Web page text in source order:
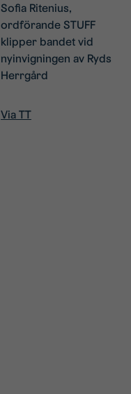
Sofia Ritenius,
ordförande STUFF
klipper bandet vid
nyinvigningen av Ryds
Herrgård
Via TT